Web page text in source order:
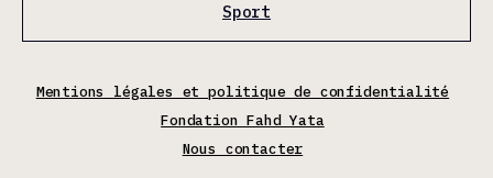
Sport
Mentions légales et politique de confidentialité
Fondation Fahd Yata
Nous contacter